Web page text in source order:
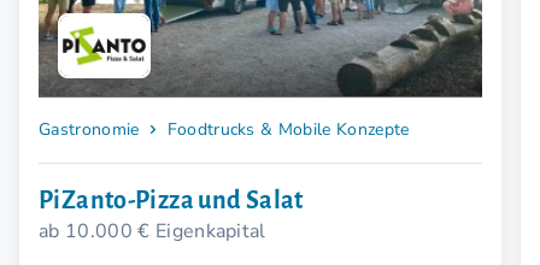
Gastronomie Foodtrucks & Mobile Konzepte
PiZanto-Pizza und Salat
ab 10.000 € Eigenkapital